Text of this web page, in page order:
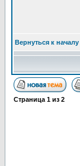
Вернуться к началу
Страница 1 из 2